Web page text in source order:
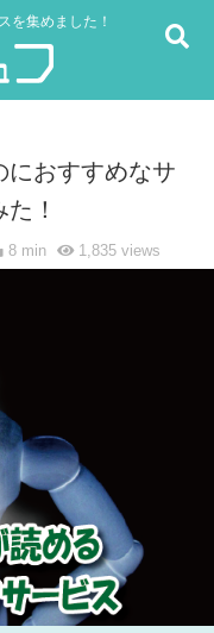
を集めました！
におすすめなサ
！
8 min 1,835views